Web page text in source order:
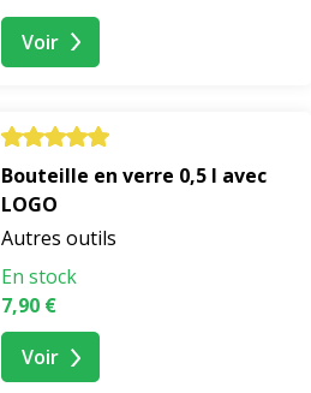
Voir
Bouteille en verre 0,5 l avec
LOGO
Autres outils
En stock
7,90 €
Voir